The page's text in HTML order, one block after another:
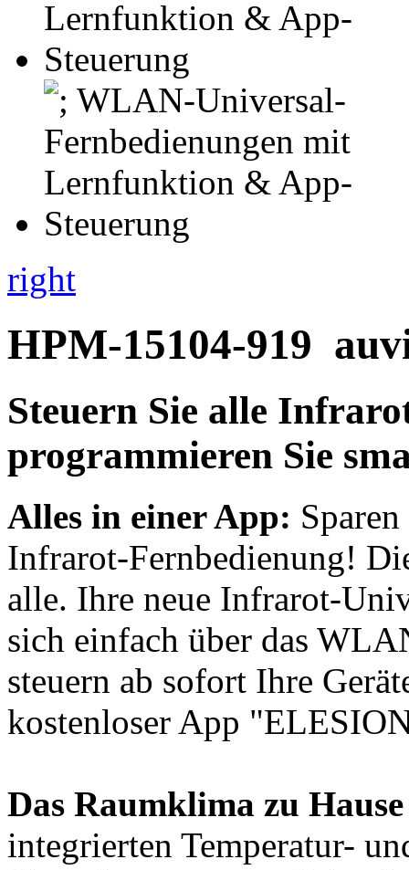
right
HPM-15104-919
Steuern Sie alle
programmieren Sie
Alles in einer App:
Infrarot-Fernbedienung!
alle. Ihre neue Infrarot-
sich einfach über das
steuern ab sofort Ihre
kostenloser App
Das Raumklima zu
integrierten Temperatur-